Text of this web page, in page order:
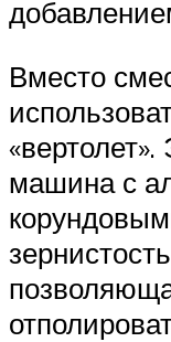
Вместо
машина с